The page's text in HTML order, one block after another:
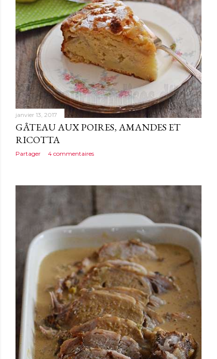
janvier 13, 2017
GÂTEAU AUX POIRES, AMANDES ET
RICOTTA
Partager 4 commentaires